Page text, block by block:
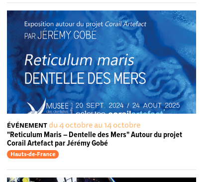
ÉVÉNEMENTdu 4 octobre au 14 octobre
"Reticulum Maris – Dentelle des Mers" Autour du projet
Corail Artefact par Jérémy Gobé
Hauts-de-France